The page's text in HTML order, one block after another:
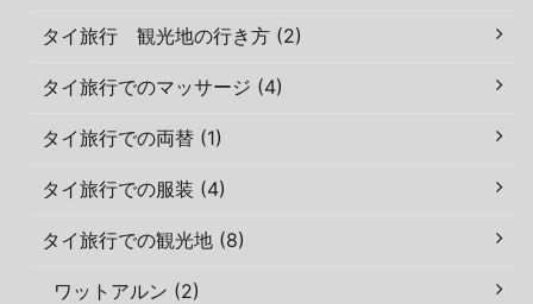
タイ旅行 観光地の行き方 (2)
タイ旅行でのマッサージ (4)
タイ旅行での両替 (1)
タイ旅行での服装 (4)
タイ旅行での観光地 (8)
ワットアルン (2)